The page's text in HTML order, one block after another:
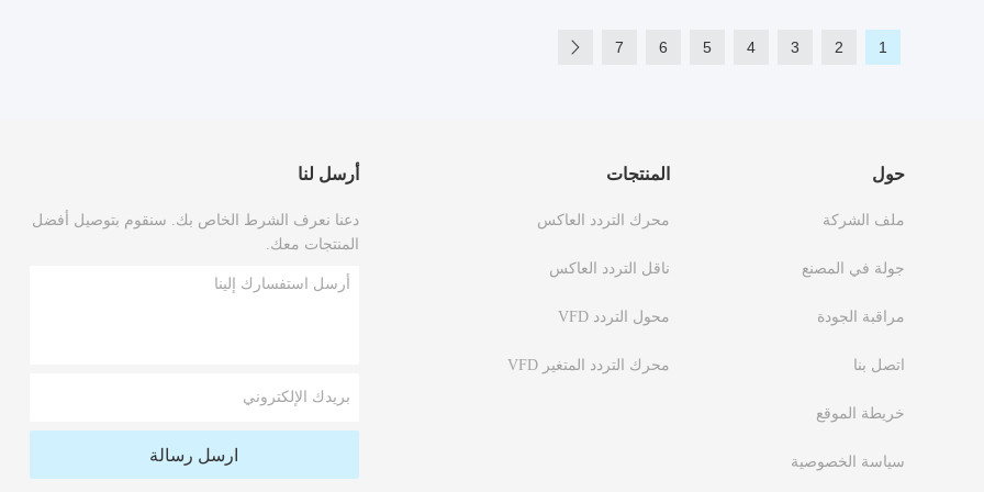
1
2
3
4
5
6
7
حول
ملف الشركة
جولة في المصنع
مراقبة الجودة
اتصل بنا
خريطة الموقع
سياسة الخصوصية
المنتجات
محرك التردد العاكس
ناقل التردد العاكس
محول التردد VFD
محرك التردد المتغير VFD
أرسل لنا
دعنا نعرف الشرط الخاص بك. سنقوم بتوصيل أفضل
المنتجات معك.
ارسل رسالة